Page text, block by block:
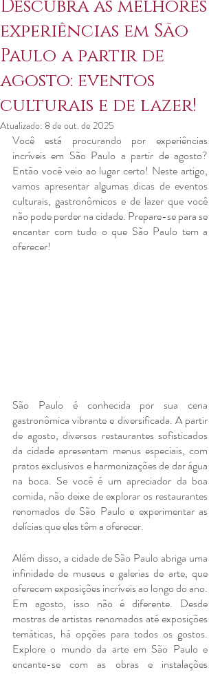
Descubra as melhores
experiências em São
Paulo a partir de
agosto: eventos
culturais e de lazer!
Atualizado: 8 de out. de 2025
Você está procurando por experiências
incríveis em São Paulo a partir de agosto?
Então você veio ao lugar certo! Neste artigo,
vamos apresentar algumas dicas de eventos
culturais, gastronômicos e de lazer que você
não pode perder na cidade. Prepare-se para se
encantar com tudo o que São Paulo tem a
oferecer!
São Paulo é conhecida por sua cena
gastronômica vibrante e diversificada. A partir
de agosto, diversos restaurantes sofisticados
da cidade apresentam menus especiais, com
pratos exclusivos e harmonizações de dar água
na boca. Se você é um apreciador da boa
comida, não deixe de explorar os restaurantes
renomados de São Paulo e experimentar as
delícias que eles têm a oferecer.
Além disso, a cidade de São Paulo abriga uma
infinidade de museus e galerias de arte, que
oferecem exposições incríveis ao longo do ano.
Em agosto, isso não é diferente. Desde
mostras de artistas renomados até exposições
temáticas, há opções para todos os gostos.
Explore o mundo da arte em São Paulo e
encante-se com as obras e instalações